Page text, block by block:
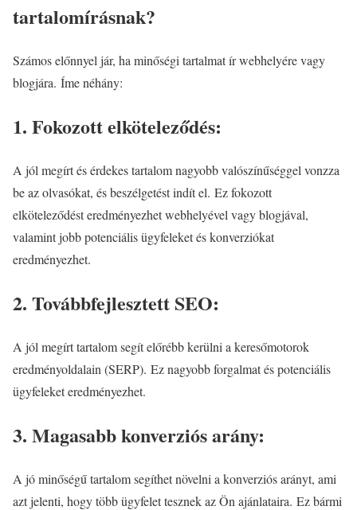
tartalomírásnak?
Számos előnnyel jár, ha minőségi tartalmat ír webhelyére vagy
blogjára. Íme néhány:
1. Fokozott elköteleződés:
A jól megírt és érdekes tartalom nagyobb valószínűséggel vonzza
be az olvasókat, és beszélgetést indít el. Ez fokozott
elköteleződést eredményezhet webhelyével vagy blogjával,
valamint jobb potenciális ügyfeleket és konverziókat
eredményezhet.
2. Továbbfejlesztett SEO:
A jól megírt tartalom segít előrébb kerülni a keresőmotorok
eredményoldalain (SERP). Ez nagyobb forgalmat és potenciális
ügyfeleket eredményezhet.
3. Magasabb konverziós arány:
A jó minőségű tartalom segíthet növelni a konverziós arányt, ami
azt jelenti, hogy több ügyfelet tesznek az Ön ajánlataira. Ez bármi